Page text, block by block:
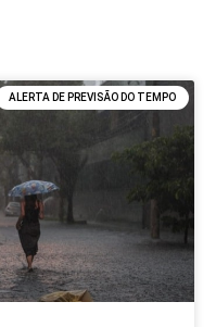
ALERTA DE PREVISÃO DO TEMPO